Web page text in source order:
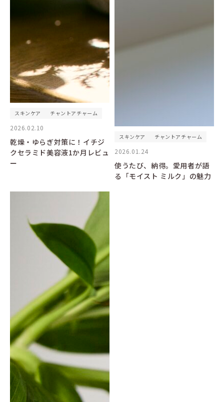
スキンケア チャントアチャーム
2026.02.10
乾燥・ゆらぎ対策に！イチジ
クセラミド美容液1か月レビュ
ー
スキンケア チャントアチャーム
2026.01.24
使うたび、納得。愛用者が語
る「モイスト ミルク」の魅力